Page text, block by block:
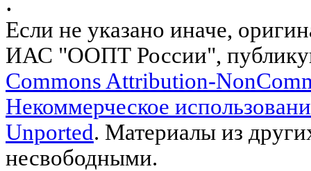
Если не указано иначе,
ИАС "ООПТ России",
Commons Attribution-
Некоммерческое
Unported. Материалы из
несвободными.